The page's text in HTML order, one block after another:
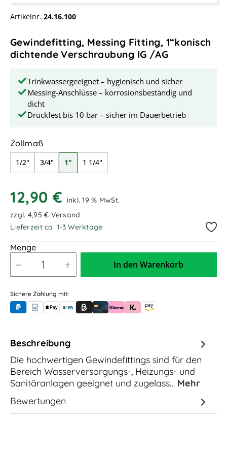
Artikelnr. 24.16.100
Gewindefitting, Messing Fitting, 1“konisch
dichtende Verschraubung IG /AG
Trinkwassergeeignet – hygienisch und sicher
Messing-Anschlüsse – korrosionsbeständig und
dicht
Druckfest bis 10 bar – sicher im Dauerbetrieb
Zollmaßauswählen
1/2" 3/4" 1" 1 1/4"
12,90 €
inkl. 19 % MwSt.
zzgl. 4,95 € Versand
Lieferzeit ca. 1-3 Werktage
Menge
In den Warenkorb
Sichere Zahlung mit:
PayPalRechnungskauf (für Behörden)
Apple PayBanküberweisung (vorab)
Rechnungskauf (Billie)
Kreditkarte
Rechnung oder Ratenkauf (Klarna)
Sofortüberweisung (Klarna)
Amazon Pay
Beschreibung
Die hochwertigen Gewindefittings sind für den
Bereich Wasserversorgungs-, Heizungs- und
Sanitäranlagen geeignet und zugelass… Mehr
Bewertungen